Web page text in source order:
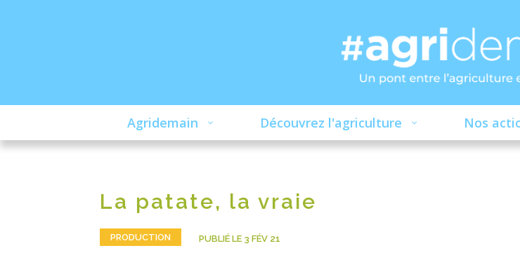
Agridemain Découvrez l'agriculture Nos
La patate, la vraie
PRODUCTION PUBLIÉ LE 3 FÉV 21